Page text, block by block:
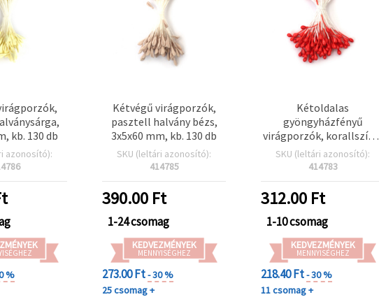
kb. 130 db
azonosító):
%
Kétvégű virágporzók,
pasztell halvány bézs,
3x5x60 mm, kb. 130 db
SKU (leltári azonosító):
414785
390.00 Ft
1-24 csomag
KEDVEZMÉNYEK
MENNYISÉGHEZ
273.00 Ft- 30 %
25 csomag +
Kétoldalas
gyöngyházfényű
virágporzók, korallszínű,
3x6x70 mm, kb. 144 db –
DIY virágkészítéshez,
képeslapkészítéshez
SKU (leltári azonosító):
414783
312.00 Ft
1-10 csomag
KEDVEZMÉNYEK
MENNYISÉGHEZ
218.40 Ft- 30 %
11 csomag +